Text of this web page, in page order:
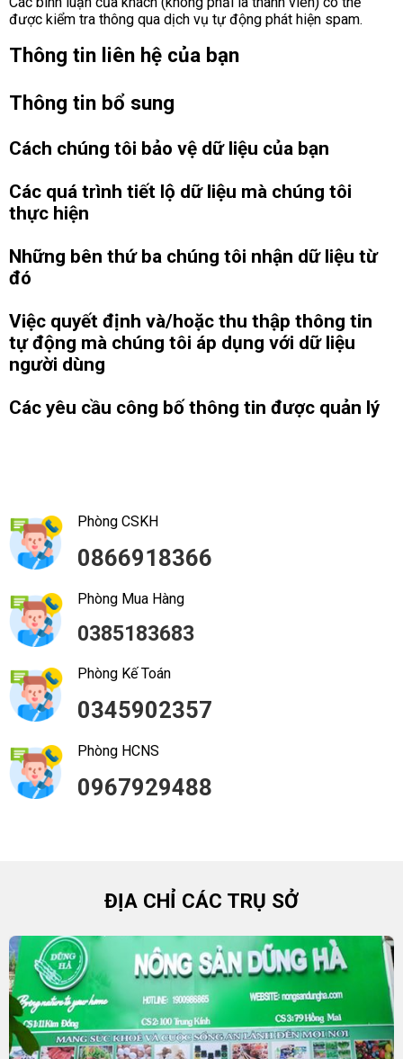
được kiểm tra thông qua dịch vụ tự động phát hiện spam.
Thông tin liên hệ của bạn
Thông tin bổ sung
Cách chúng tôi bảo vệ dữ liệu của bạn
Các quá trình tiết lộ dữ liệu mà chúng tôi
thực hiện
Những bên thứ ba chúng tôi nhận dữ liệu từ
đó
Việc quyết định và/hoặc thu thập thông tin
tự động mà chúng tôi áp dụng với dữ liệu
người dùng
Các yêu cầu công bố thông tin được quản lý
Phòng CSKH
0866918366
Phòng Mua Hàng
0385183683
Phòng Kế Toán
0345902357
Phòng HCNS
0967929488
ĐỊA CHỈ CÁC TRỤ SỞ